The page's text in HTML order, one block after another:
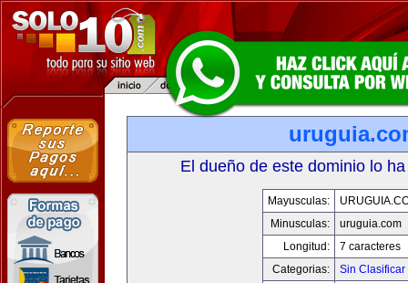
El dueño de este dominio lo
Mayusculas:
Minusculas:
uruguia.com
Longitud:
7 caracteres
Categorias:
Sin Clasificar